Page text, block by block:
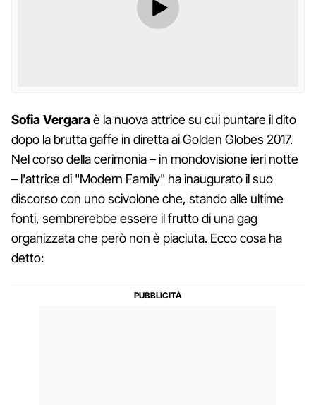
Sofia Vergaraè la nuova attrice su cui puntare il dito
dopo la brutta gaffe in diretta ai Golden Globes 2017.
Nel corso della cerimonia – in mondovisione ieri notte
– l'attrice di "Modern Family" ha inaugurato il suo
discorso con uno scivolone che, stando alle ultime
fonti, sembrerebbe essere il frutto di una gag
organizzata che però non è piaciuta. Ecco cosa ha
detto: